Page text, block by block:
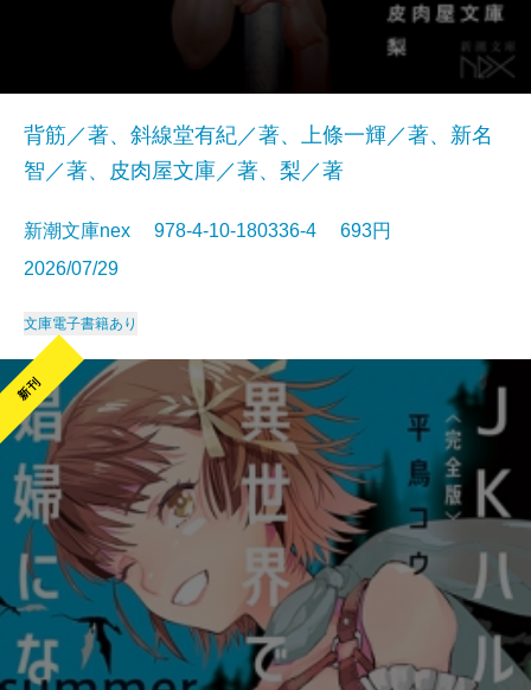
背筋／著、斜線堂有紀／著、上條一輝／著、新名
智／著、皮肉屋文庫／著、梨／著
新潮文庫nex 978-4-10-180336-4 693円
2026/07/29
文庫電子書籍あり
新刊